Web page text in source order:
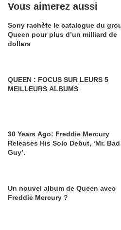
Vous aimerez aussi
Sony rachète le catalogue du
Queen pour plus d’un milliard de
dollars
QUEEN : FOCUS SUR LEURS 5
MEILLEURS ALBUMS
30 Years Ago: Freddie Mercury
Releases His Solo Debut, ‘Mr. Bad
Guy’.
Un nouvel album de Queen avec
Freddie Mercury ?